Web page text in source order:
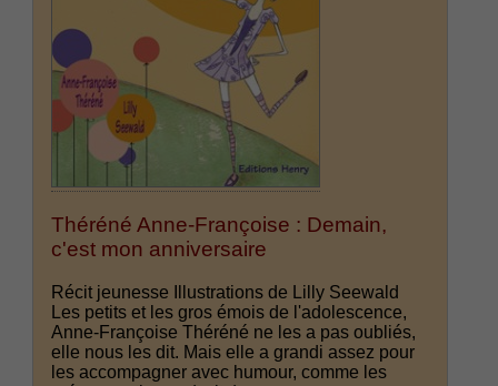
Théréné Anne-Françoise : Demain,
c'est mon anniversaire
Récit jeunesse Illustrations de Lilly Seewald
Les petits et les gros émois de l'adolescence,
Anne-Françoise Théréné ne les a pas oubliés,
elle nous les dit. Mais elle a grandi assez pour
les accompagner avec humour, comme les